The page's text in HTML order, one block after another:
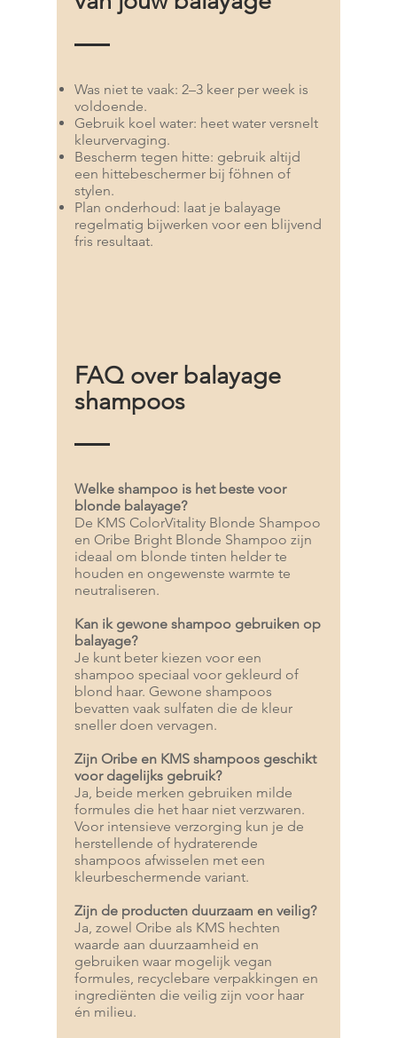
Was niet te vaak: 2–3 keer per week is
voldoende.
Gebruik koel water: heet water versnelt
kleurvervaging.
Bescherm tegen hitte: gebruik altijd
een hittebeschermer bij föhnen of
stylen.
Plan onderhoud: laat je balayage
regelmatig bijwerken voor een blijvend
fris resultaat.
FAQ over balayage
shampoos
Welke shampoo is het beste voor
blonde balayage?
De KMS ColorVitality Blonde Shampoo
en Oribe Bright Blonde Shampoo zijn
ideaal om blonde tinten helder te
houden en ongewenste warmte te
neutraliseren.
Kan ik gewone shampoo gebruiken op
balayage?
Je kunt beter kiezen voor een
shampoo speciaal voor gekleurd of
blond haar. Gewone shampoos
bevatten vaak sulfaten die de kleur
sneller doen vervagen.
Zijn Oribe en KMS shampoos geschikt
voor dagelijks gebruik?
Ja, beide merken gebruiken milde
formules die het haar niet verzwaren.
Voor intensieve verzorging kun je de
herstellende of hydraterende
shampoos afwisselen met een
kleurbeschermende variant.
Zijn de producten duurzaam en veilig?
Ja, zowel Oribe als KMS hechten
waarde aan duurzaamheid en
gebruiken waar mogelijk vegan
formules, recyclebare verpakkingen en
ingrediënten die veilig zijn voor haar
én milieu.